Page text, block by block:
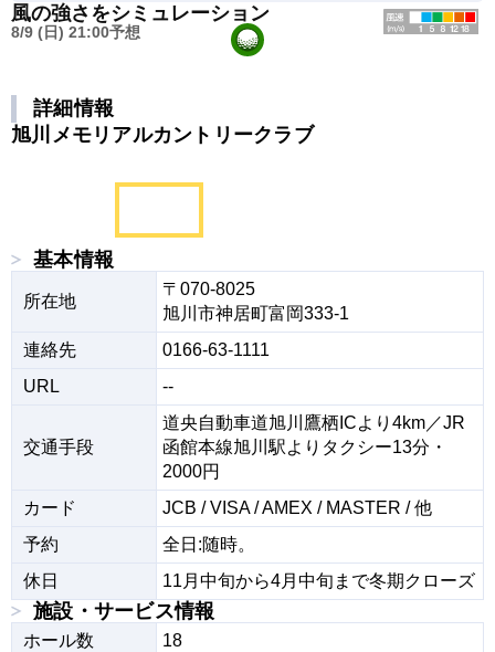
風の強さをシミュレーション
8/9 (日) 21:00予想
詳細情報
旭川メモリアルカントリークラブ
基本情報
所在地
〒070-8025
旭川市神居町富岡333-1
連絡先
0166-63-1111
URL
--
交通手段
道央自動車道旭川鷹栖ICより4km／JR
函館本線旭川駅よりタクシー13分・
2000円
カード
JCB / VISA / AMEX / MASTER / 他
予約
全日:随時。
休日
11月中旬から4月中旬まで冬期クローズ
施設・サービス情報
ホール数
18